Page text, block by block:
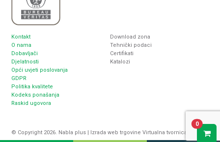
Kontakt
O nama
Dobavljači
Djelatnosti
Opći uvjeti poslovanja
GDPR
Politika kvalitete
Kodeks ponašanja
Raskid ugovora
Download zona
Tehnički podaci
Certifikati
Katalozi
© Copyright 2026. Nabla plus | Izrada web trgovine Virtualna tvornica
0